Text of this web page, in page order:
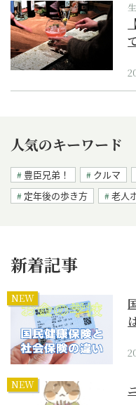
人気のキーワード
豊臣兄弟！ クルマ
定年後の歩き方
老人
新着記事
NEW
NEW